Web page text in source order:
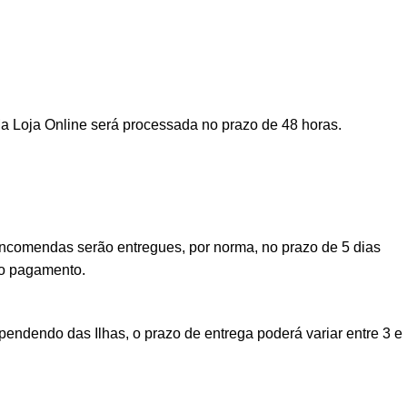
Loja Online será processada no prazo de 48 horas.
serão entregues, por norma, no prazo de 5 dias
pagamento.
das Ilhas, o prazo de entrega poderá variar entre 3 e